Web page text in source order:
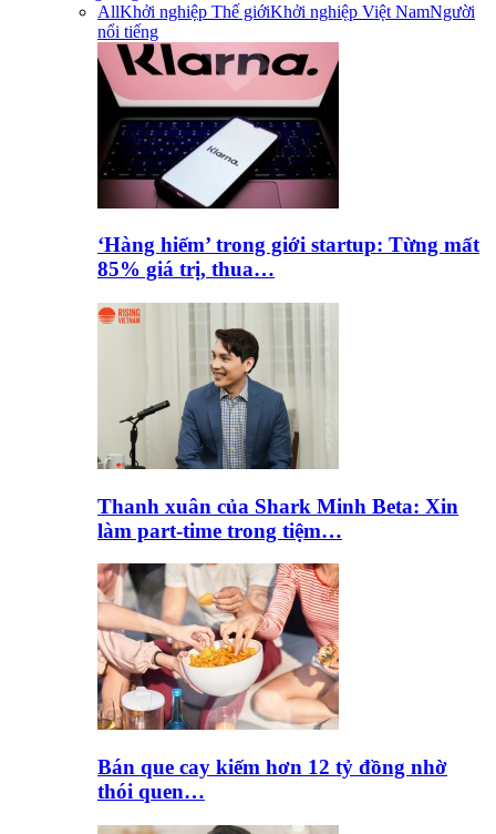
AllKhởi nghiệp Thế giớiKhởi nghiệp Việt NamNgười
nổi tiếng
‘Hàng hiếm’ trong giới startup: Từng mất
85% giá trị, thua…
Thanh xuân của Shark Minh Beta: Xin
làm part-time trong tiệm…
Bán que cay kiếm hơn 12 tỷ đồng nhờ
thói quen…